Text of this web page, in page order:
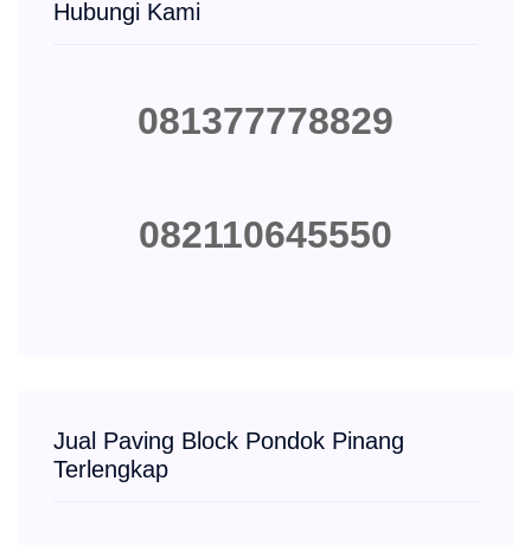
Hubungi Kami
081377778829
082110645550
Jual Paving Block Pondok Pinang
Terlengkap